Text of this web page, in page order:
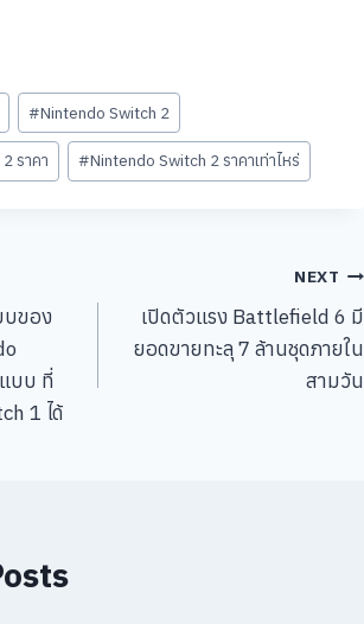
#Nintendo Switch 2
ราคา #Nintendo Switch 2 ราคาเท่าไหร่
ของ
บบ ที่
1 ได้
NEXT
เปิดตัวแรง Battlefield 6 มี
ยอดขายทะลุ 7 ล้านชุดภายใน
สามวัน